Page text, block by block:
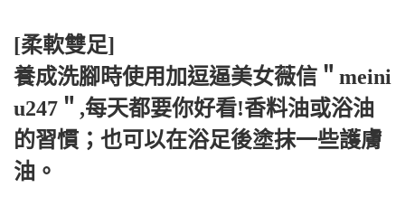
[柔軟雙足]
養成洗腳時使用加逗逼美女薇信＂meini
u247＂,每天都要你好看!香料油或浴油
的習慣；也可以在浴足後塗抹一些護膚
油。